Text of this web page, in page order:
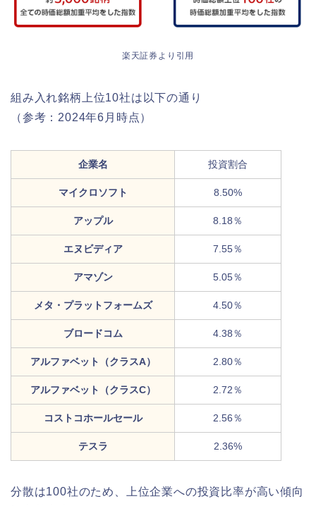
楽天証券より引用
組み入れ銘柄上位10社は以下の通り
（参考：2024年6月時点）
企業名 投資割合
マイクロソフト 8.50%
アップル 8.18％
エヌビディア 7.55％
アマゾン 5.05％
メタ・プラットフォームズ 4.50％
ブロードコム 4.38％
アルファベット（クラスA） 2.80％
アルファベット（クラスC） 2.72％
コストコホールセール 2.56％
テスラ 2.36%
分散は100社のため、上位企業への投資比率が高い傾向